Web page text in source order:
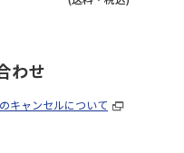
わせ
キャンセルについて